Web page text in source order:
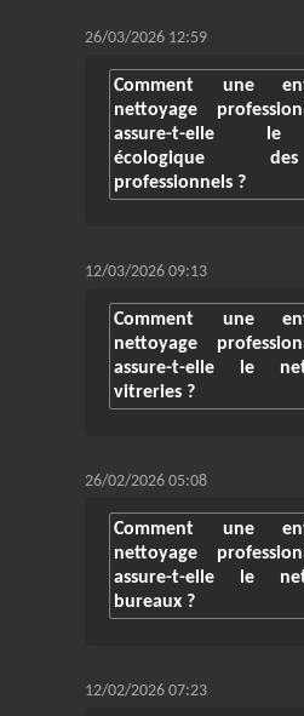
26/03/2026 12:59
Comment une
nettoyage
assure-t-elle le
écologique
professionnels ?
12/03/2026 09:13
Comment une
nettoyage
assure-t-elle le
vitreries ?
26/02/2026 05:08
Comment une
nettoyage
assure-t-elle le
bureaux ?
12/02/2026 07:23